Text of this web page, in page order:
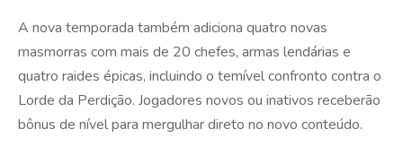
A nova temporada também adiciona quatro novas
masmorras com mais de 20 chefes, armas lendárias e
quatro raides épicas, incluindo o temível confronto contra o
Lorde da Perdição. Jogadores novos ou inativos receberão
bônus de nível para mergulhar direto no novo conteúdo.